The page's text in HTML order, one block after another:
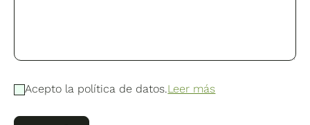
Acepto la política de datos.Leer más